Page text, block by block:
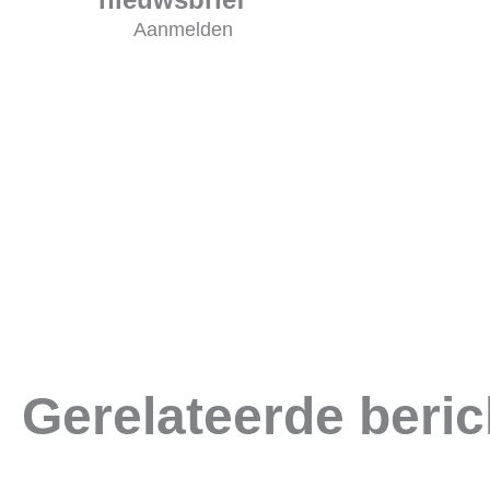
Aanmelden
Gerelateerde